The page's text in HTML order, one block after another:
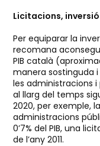
Licitacions, inversió
Per equiparar la
recomana
PIB català
manera sostinguda
les administracions
al llarg del temps
2020, per exemple,
administracions
0’7% del PIB, una
de l’any 2011.